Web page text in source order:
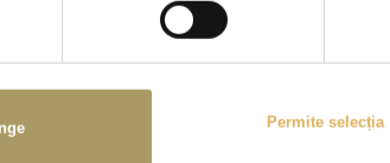
Permite selecția
KGM